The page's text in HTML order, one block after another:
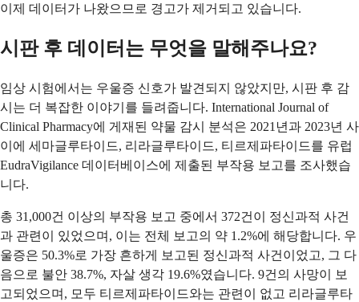
이제 데이터가 나왔으므로 경고가 제거되고 있습니다.
시판 후 데이터는 무엇을 말해주나요?
임상 시험에서는 우울증 신호가 발견되지 않았지만, 시판 후 감
시는 더 복잡한 이야기를 들려줍니다. International Journal of
Clinical Pharmacy에 게재된 약물 감시 분석은 2021년과 2023년 사
이에 세마글루타이드, 리라글루타이드, 티르제파타이드를 유럽
EudraVigilance 데이터베이스에 제출된 부작용 보고를 조사했습
니다.
총 31,000건 이상의 부작용 보고 중에서 372건이 정신과적 사건
과 관련이 있었으며, 이는 전체 보고의 약 1.2%에 해당합니다. 우
울증은 50.3%로 가장 흔하게 보고된 정신과적 사건이었고, 그 다
음으로 불안 38.7%, 자살 생각 19.6%였습니다. 9건의 사망이 보
고되었으며, 모두 티르제파타이드와는 관련이 없고 리라글루타